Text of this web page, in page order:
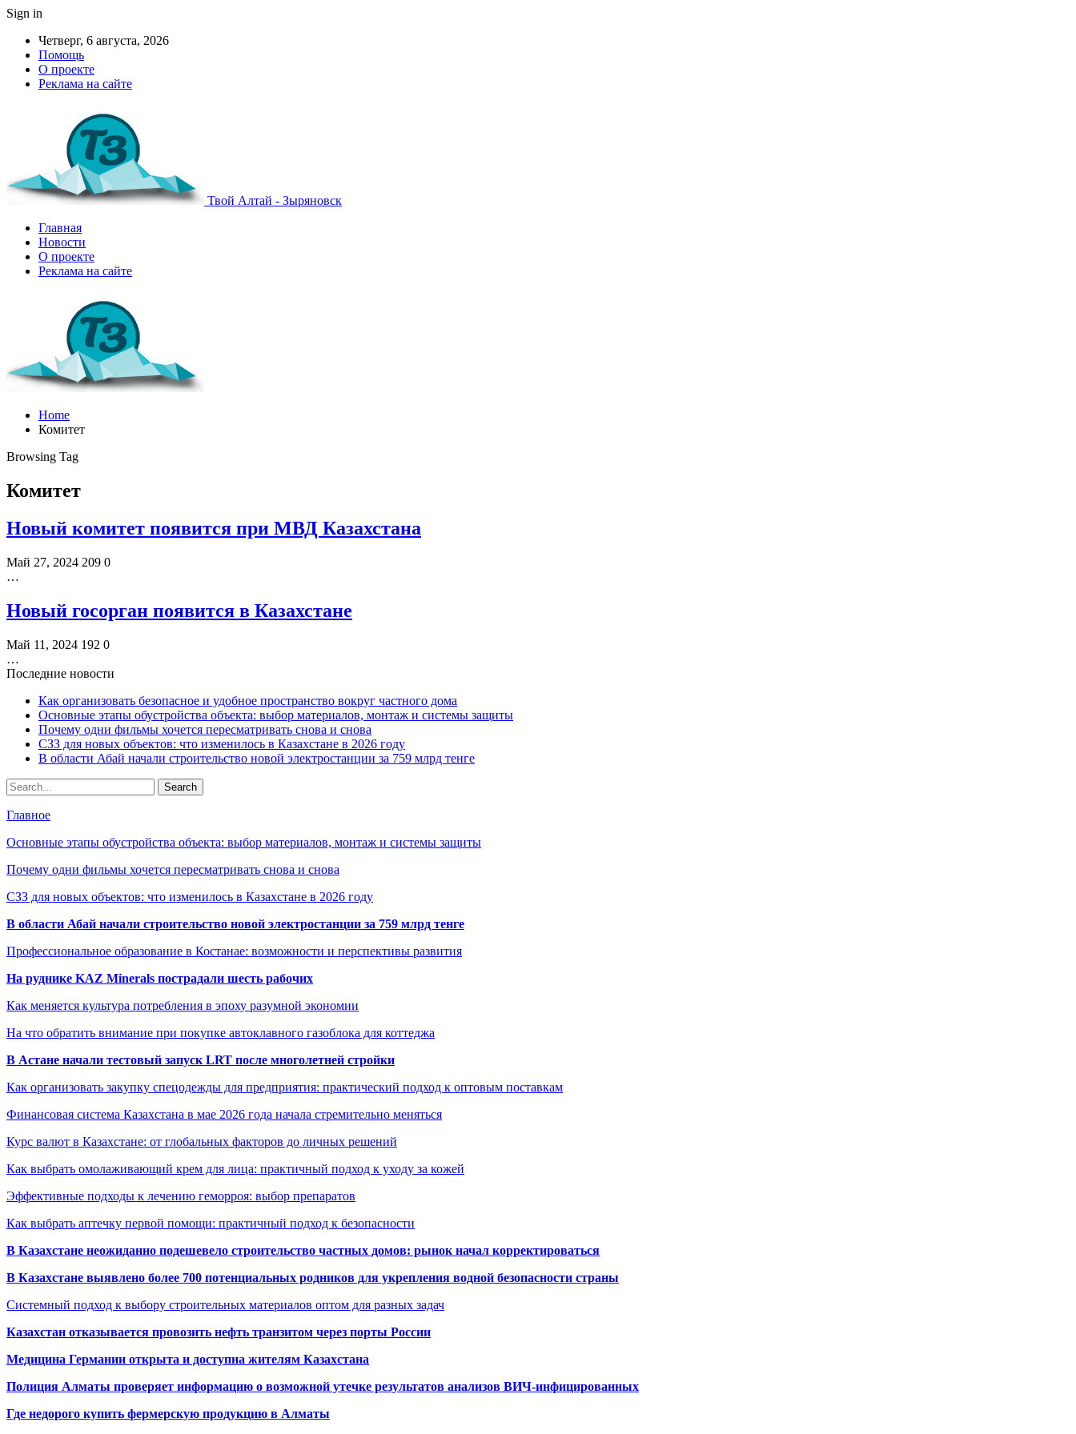
Sign in
Четверг, 6 августа, 2026
Помощь
О проекте
Реклама на сайте
Твой Алтай - Зыряновск
Главная
Новости
О проекте
Реклама на сайте
Home
Комитет
Browsing Tag
Комитет
Новый комитет появится при МВД Казахстана
Май 27, 2024 209 0
…
Новый госорган появится в Казахстане
Май 11, 2024 192 0
…
Последние новости
Как организовать безопасное и удобное пространство вокруг частного дома
Основные этапы обустройства объекта: выбор материалов, монтаж и системы защиты
Почему одни фильмы хочется пересматривать снова и снова
СЗЗ для новых объектов: что изменилось в Казахстане в 2026 году
В области Абай начали строительство новой электростанции за 759 млрд тенге
Главное
Основные этапы обустройства объекта: выбор материалов, монтаж и системы защиты
Почему одни фильмы хочется пересматривать снова и снова
СЗЗ для новых объектов: что изменилось в Казахстане в 2026 году
В области Абай начали строительство новой электростанции за 759 млрд тенге
Профессиональное образование в Костанае: возможности и перспективы развития
На руднике KAZ Minerals пострадали шесть рабочих
Как меняется культура потребления в эпоху разумной экономии
На что обратить внимание при покупке автоклавного газоблока для коттеджа
В Астане начали тестовый запуск LRT после многолетней стройки
Как организовать закупку спецодежды для предприятия: практический подход к оптовым поставкам
Финансовая система Казахстана в мае 2026 года начала стремительно меняться
Курс валют в Казахстане: от глобальных факторов до личных решений
Как выбрать омолаживающий крем для лица: практичный подход к уходу за кожей
Эффективные подходы к лечению геморроя: выбор препаратов
Как выбрать аптечку первой помощи: практичный подход к безопасности
В Казахстане неожиданно подешевело строительство частных домов: рынок начал корректироваться
В Казахстане выявлено более 700 потенциальных родников для укрепления водной безопасности страны
Системный подход к выбору строительных материалов оптом для разных задач
Казахстан отказывается провозить нефть транзитом через порты России
Медицина Германии открыта и доступна жителям Казахстана
Полиция Алматы проверяет информацию о возможной утечке результатов анализов ВИЧ-инфицированных
Где недорого купить фермерскую продукцию в Алматы